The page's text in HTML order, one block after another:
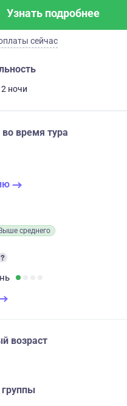
Узнать подробнее
сейчас
2 ночи
время тура
Выше среднего
возраст